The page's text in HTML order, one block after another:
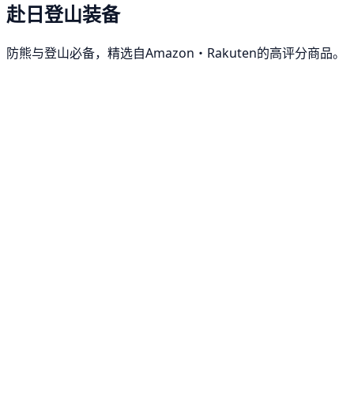
赴日登山装备
防熊与登山必备，精选自Amazon・Rakuten的高评分商品。